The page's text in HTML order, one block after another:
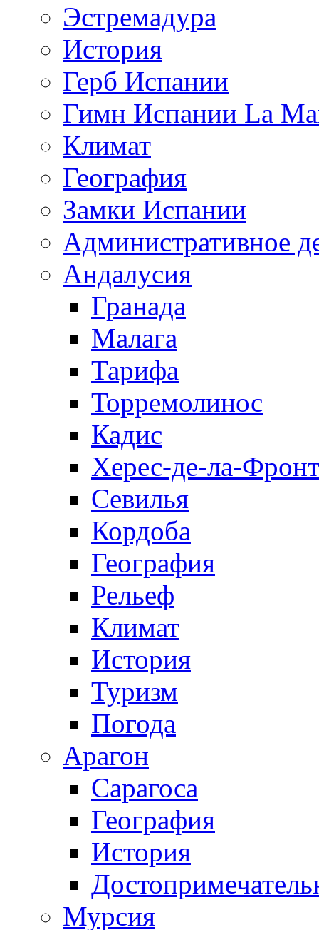
Эстремадура
История
Герб Испании
Гимн Испании La
Климат
География
Замки Испании
Административное
Андалусия
Гранада
Малага
Тарифа
Торремолинос
Кадис
Херес-де-ла-
Севилья
Кордоба
География
Рельеф
Климат
История
Туризм
Погода
Арагон
Сарагоса
География
История
Мурсия